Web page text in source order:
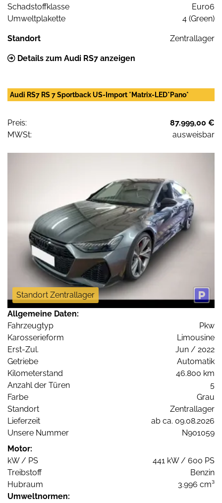
Schadstoffklasse
Euro6
Umweltplakette
4 (Green)
Standort Zentrallager
Details zum Audi RS7 anzeigen
Audi RS7 RS 7 Sportback US-Import *Matrix-LED*Pano*
Preis:
87.999,00 €
MWSt:
ausweisbar
Standort Zentrallager
Allgemeine Daten:
Fahrzeugtyp
Pkw
Karosserieform
Limousine
Erst-Zul.
Jun / 2022
Getriebe
Automatik
Kilometerstand
46.800 km
Anzahl der Türen
5
Farbe
Grau
Standort
Zentrallager
Lieferzeit
ab ca. 09.08.2026
Unsere Nummer
N901059
Motor:
kW / PS
441 kW / 600 PS
Treibstoff
Benzin
Hubraum
3.996 cm³
Umweltnormen: